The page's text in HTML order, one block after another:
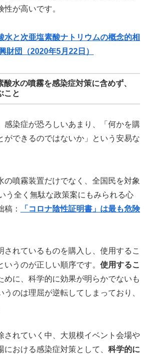
が高いです。
水と次亜塩素酸ナトリウムの概念的相
団（2020年5月22日）
酸水の噴霧を感染症対策に含めず、
こと
感染症が恐ろしいあまり、「何かを購
ができるのではないか」という安易な
の噴霧装置だけでなく、全国民を対象
う全く無駄な政策案にもみられる心
稿：
「コロナ陰性証明書」は最も危険
されているものを購入し、使用するこ
いうのが正しい順序です。 使用するこ
めに、科学的に効果が明らかでないも
うのは理屈が逆転してしまっており、
されていく中、大規模イベント会場や
おける感染症対策として、 科学的に